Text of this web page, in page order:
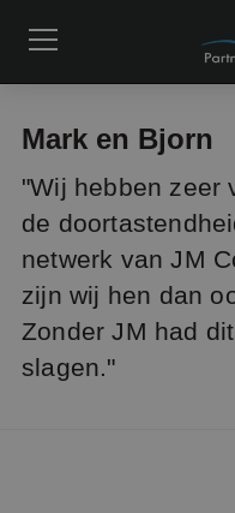
Mark en Bjorn
"Wij hebben zeer
de
netwerk van JM
zijn wij hen dan
Zonder JM had
slagen."